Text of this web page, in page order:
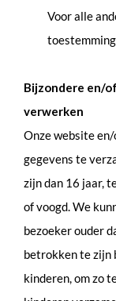
Voor alle
toestemming
Bijzondere en/
verwerken
Onze website
gegevens te
zijn dan 16 jaar,
of voogd. We
bezoeker ouder
betrokken te zijn
kinderen, om zo